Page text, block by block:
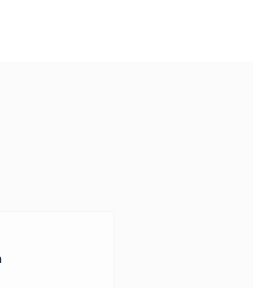
mon collier et livraison ultra